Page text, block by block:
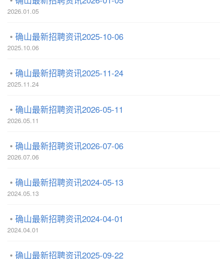
2026.01.05
确山最新招聘资讯2025-10-06
2025.10.06
确山最新招聘资讯2025-11-24
2025.11.24
确山最新招聘资讯2026-05-11
2026.05.11
确山最新招聘资讯2026-07-06
2026.07.06
确山最新招聘资讯2024-05-13
2024.05.13
确山最新招聘资讯2024-04-01
2024.04.01
确山最新招聘资讯2025-09-22